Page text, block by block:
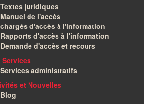
Textes juridiques
Manuel de l'accès
chargés d'accès à l'information
Rapports d'accès à l'information
Demande d'accès et recours
Services
Services administratifs
et Nouvelles
Blog